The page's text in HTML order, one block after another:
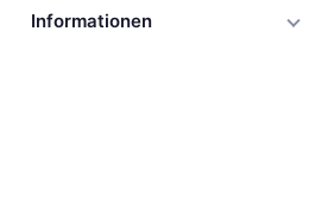
Informationen